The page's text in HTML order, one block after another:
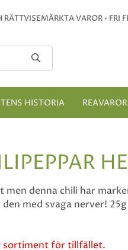
VAROR • FRI
HISTORIA REAVAROR
denna chili har
med svaga nerver! 25g
sortiment för tillfället.